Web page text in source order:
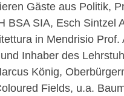
Gäste aus Politik,
BSA SIA, Esch Sintzel
in Mendrisio
Inhaber des
König,
Fields, u.a.